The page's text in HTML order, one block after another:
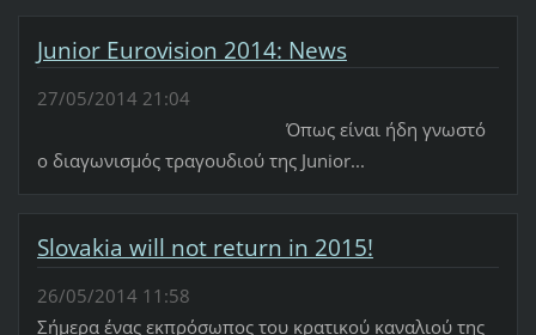
Junior Eurovision 2014: News
27/05/2014 21:04
Όπως είναι ήδη γνωστό
ο διαγωνισμός τραγουδιού της Junior...
Slovakia will not return in 2015!
26/05/2014 11:58
Σήμερα ένας εκπρόσωπος του κρατικού καναλιού της